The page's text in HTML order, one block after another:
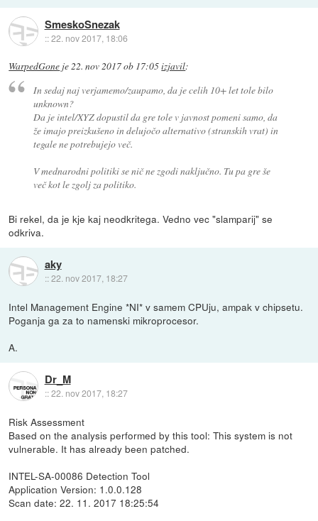
SmeskoSnezak
::22. nov 2017, 18:06
WarpedGone je22. nov 2017 ob 17:05izjavil:
In sedaj naj verjamemo/zaupamo, da je celih 10+ let tole bilo
unknown?
Da je intel/XYZ dopustil da gre tole v javnost pomeni samo, da
že imajo preizkušeno in delujočo alternativo (stranskih vrat) in
tegale ne potrebujejo več.
V mednarodni politiki se nič ne zgodi naključno. Tu pa gre še
več kot le zgolj za politiko.
Bi rekel, da je kje kaj neodkritega. Vedno vec "slamparij" se
odkriva.
aky
::22. nov 2017, 18:27
Intel Management Engine *NI* v samem CPUju, ampak v chipsetu.
Poganja ga za to namenski mikroprocesor.
A.
Dr_M
::22. nov 2017, 18:27
Risk Assessment
Based on the analysis performed by this tool: This system is not
vulnerable. It has already been patched.
INTEL-SA-00086 Detection Tool
Application Version: 1.0.0.128
Scan date: 22. 11. 2017 18:25:54